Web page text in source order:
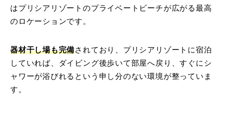
はプリシアリゾートのプライベートビーチが広がる最高
のロケーションです。
器材干し場も完備されており、プリシアリゾートに宿泊
していれば、ダイビング後歩いて部屋へ戻り、すぐにシ
ャワーが浴びれるという申し分のない環境が整っていま
す。